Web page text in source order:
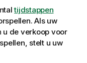
tijdstappen
Als uw
de verkoop voor
stelt u uw